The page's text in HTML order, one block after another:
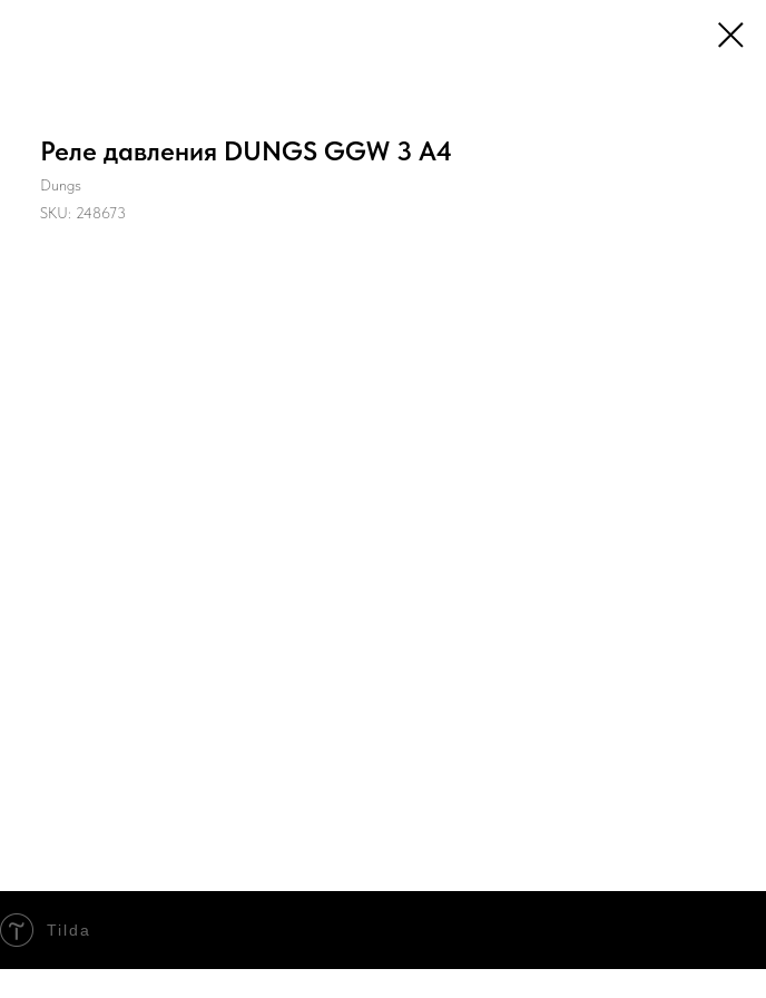
Реле давления DUNGS GGW 3 A4
Dungs
SKU: 248673
Tilda